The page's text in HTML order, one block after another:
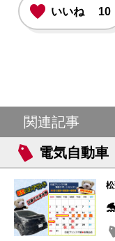
いいね 10
関連記事
電気自動車